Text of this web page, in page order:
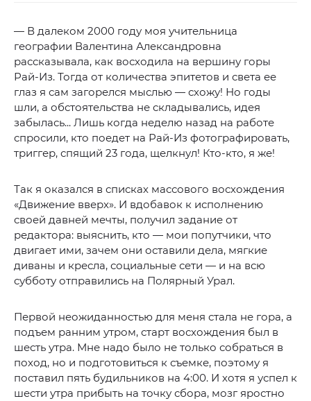
— В далеком 2000 году моя учительница
географии Валентина Александровна
рассказывала, как восходила на вершину горы
Рай-Из. Тогда от количества эпитетов и света ее
глаз я сам загорелся мыслью — схожу! Но годы
шли, а обстоятельства не складывались, идея
забылась... Лишь когда неделю назад на работе
спросили, кто поедет на Рай-Из фотографировать,
триггер, спящий 23 года, щелкнул! Кто-кто, я же!
Так я оказался в списках массового восхождения
«Движение вверх». И вдобавок к исполнению
своей давней мечты, получил задание от
редактора: выяснить, кто — мои попутчики, что
двигает ими, зачем они оставили дела, мягкие
диваны и кресла, социальные сети — и на всю
субботу отправились на Полярный Урал.
Первой неожиданностью для меня стала не гора, а
подъем ранним утром, старт восхождения был в
шесть утра. Мне надо было не только собраться в
поход, но и подготовиться к съемке, поэтому я
поставил пять будильников на 4:00. И хотя я успел к
шести утра прибыть на точку сбора, мозг яростно